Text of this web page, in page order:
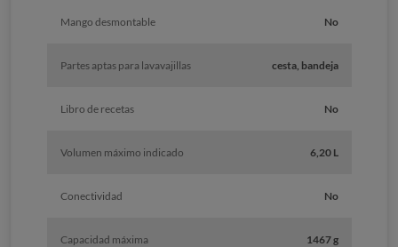
Mango desmontable No
Partes aptas para lavavajillas cesta, bandeja
Libro de recetas No
Volumen máximo indicado 6,20 L
Conectividad No
Capacidad máxima 1467 g